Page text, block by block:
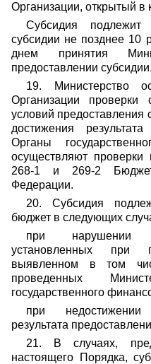
Организации, открытый в
Субсидия подлежит
субсидии не позднее 10
днем принятия
предоставлении субсидии.
19. Министерство
Организации
условий предоставления
достижения
Органы
осуществляют проверки
268-1 и 269-2
Федерации.
20. Субсидия
бюджет в следующих
при нарушении
установленных при
выявленном в том
проведенных
государственного
при недостижении
результата
21. В случаях,
настоящего Порядка,